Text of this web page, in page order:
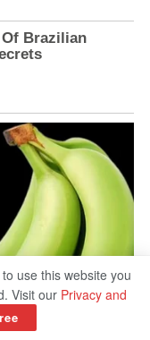
use this website you
Visit our Privacy and